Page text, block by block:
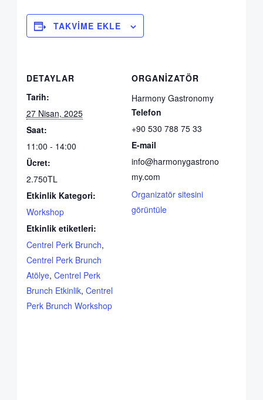
TAKVIME EKLE
DETAYLAR
Tarih:
27 Nisan, 2025
Saat:
11:00 - 14:00
Ücret:
2.750TL
Etkinlik Kategori:
Workshop
Etkinlik etiketleri:
Centrel Perk Brunch,
Centrel Perk Brunch
Atölye, Centrel Perk
Brunch Etkinlik, Centrel
Perk Brunch Workshop
ORGANIZATÖR
Harmony Gastronomy
Telefon
+90 530 788 75 33
E-mail
info@harmonygastrono
my.com
Organizatör sitesini
görüntüle